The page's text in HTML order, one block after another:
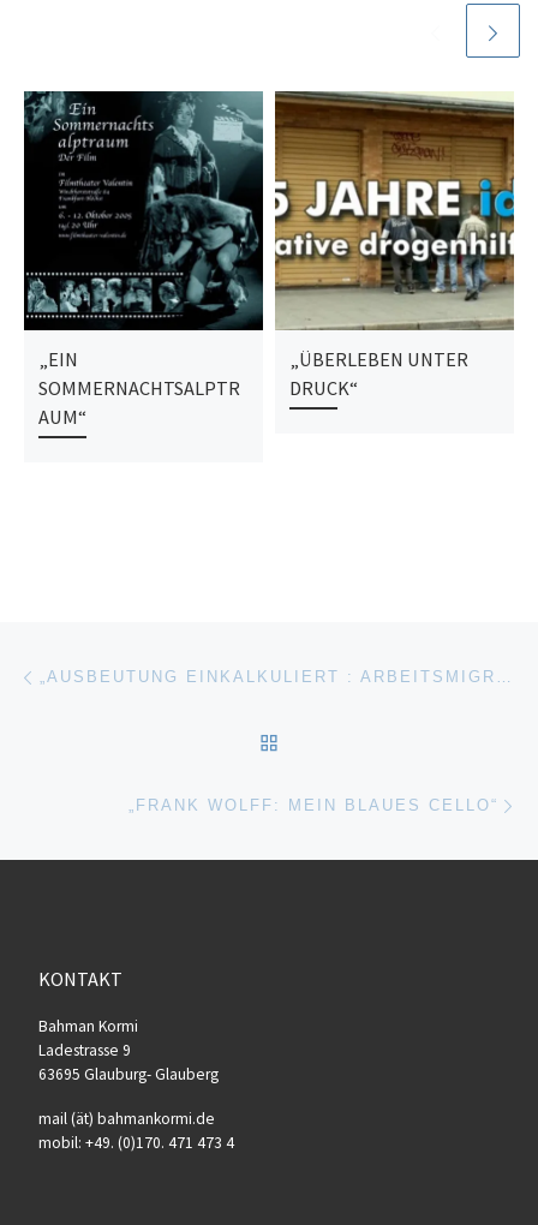
„EIN
SOMMERNACHTSALPTR
AUM“
„ÜBERLEBEN UNTER
DRUCK“
Beitragsnavigation „AUSBEUTUNG EINKALKULIERT : ARBEITSMIGRANTEN AUF DEM BAU“
„FRANK WOLFF: MEIN BLAUES CELLO“
KONTAKT
Bahman Kormi
Ladestrasse 9
63695 Glauburg- Glauberg
mail (ät) bahmankormi.de
mobil: +49. (0)170. 471 473 4